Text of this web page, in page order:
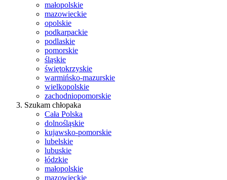
małopolskie
mazowieckie
opolskie
podkarpackie
podlaskie
pomorskie
śląskie
świętokrzyskie
warmińsko-mazurskie
wielkopolskie
zachodniopomorskie
Szukam chłopaka
Cała Polska
dolnośląskie
kujawsko-pomorskie
lubelskie
lubuskie
łódzkie
małopolskie
mazowieckie